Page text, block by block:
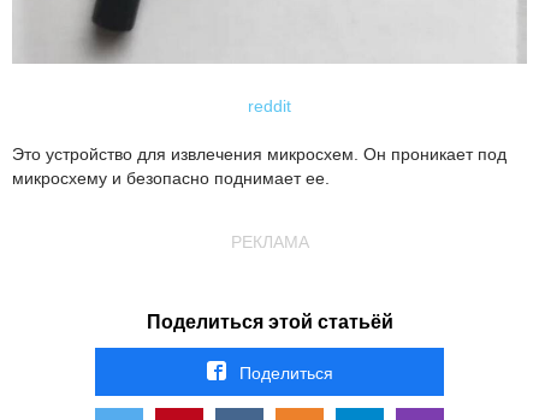
reddit
Это устройство для извлечения микросхем. Он проникает под
микросхему и безопасно поднимает ее.
РЕКЛАМА
Поделиться этой статьёй
Поделиться